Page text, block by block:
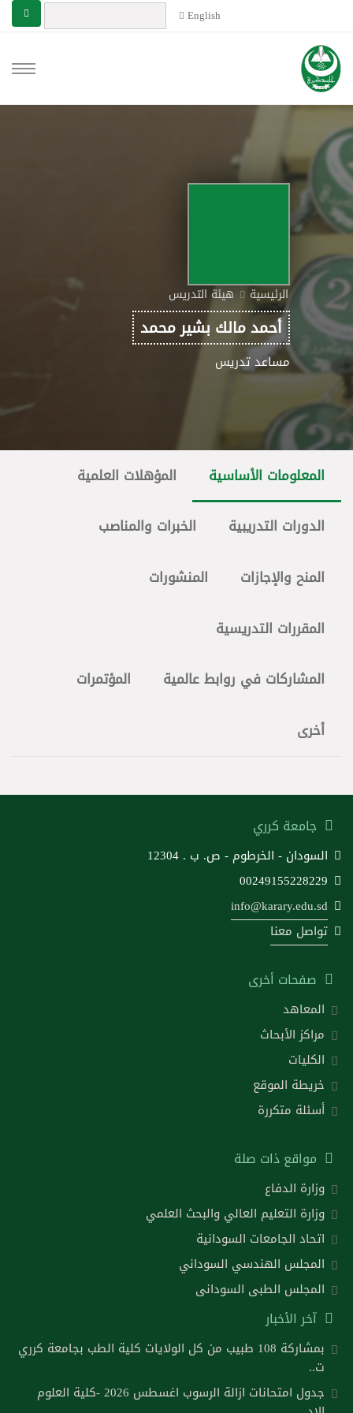
English
الرئيسية هيئة التدريس
أحمد مالك بشير محمد
مساعد تدريس
المعلومات الأساسية المؤهلات العلمية
الدورات التدريبية الخبرات والمناصب
المنح والإجازات المنشورات
المقررات التدريسية
المشاركات في روابط عالمية المؤتمرات
أخرى
جامعة كرري
السودان - الخرطوم - ص. ب . 12304
00249155228229
info@karary.edu.sd
تواصل معنا
صفحات أخرى
المعاهد
مراكز الأبحاث
الكليات
خريطة الموقع
أسئلة متكررة
مواقع ذات صلة
وزارة الدفاع
وزارة التعليم العالي والبحث العلمي
اتحاد الجامعات السودانية
المجلس الهندسي السوداني
المجلس الطبى السودانى
آخر الأخبار
بمشاركة 108 طبيب من كل الولايات كلية الطب بجامعة كرري
ت..
جدول امتحانات ازالة الرسوب اغسطس 2026 -كلية العلوم